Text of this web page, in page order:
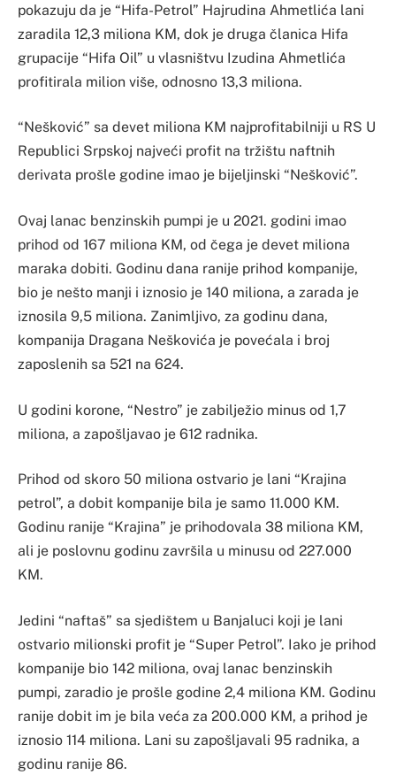
pokazuju da je “Hifa-Petrol” Hajrudina Ahmetlića lani
zaradila 12,3 miliona KM, dok je druga članica Hifa
grupacije “Hifa Oil” u vlasništvu Izudina Ahmetlića
profitirala milion više, odnosno 13,3 miliona.
“Nešković” sa devet miliona KM najprofitabilniji u RS U
Republici Srpskoj najveći profit na tržištu naftnih
derivata prošle godine imao je bijeljinski “Nešković”.
Ovaj lanac benzinskih pumpi je u 2021. godini imao
prihod od 167 miliona KM, od čega je devet miliona
maraka dobiti. Godinu dana ranije prihod kompanije,
bio je nešto manji i iznosio je 140 miliona, a zarada je
iznosila 9,5 miliona. Zanimljivo, za godinu dana,
kompanija Dragana Neškovića je povećala i broj
zaposlenih sa 521 na 624.
U godini korone, “Nestro” je zabilježio minus od 1,7
miliona, a zapošljavao je 612 radnika.
Prihod od skoro 50 miliona ostvario je lani “Krajina
petrol”, a dobit kompanije bila je samo 11.000 KM.
Godinu ranije “Krajina” je prihodovala 38 miliona KM,
ali je poslovnu godinu završila u minusu od 227.000
KM.
Jedini “naftaš” sa sjedištem u Banjaluci koji je lani
ostvario milionski profit je “Super Petrol”. Iako je prihod
kompanije bio 142 miliona, ovaj lanac benzinskih
pumpi, zaradio je prošle godine 2,4 miliona KM. Godinu
ranije dobit im je bila veća za 200.000 KM, a prihod je
iznosio 114 miliona. Lani su zapošljavali 95 radnika, a
godinu ranije 86.